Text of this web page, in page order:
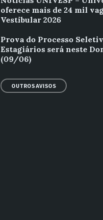
oferece mais de 24 mil
Vestibular 2026
Prova do Processo
Estagiários será neste
(09/06)
OUTROS AVISOS